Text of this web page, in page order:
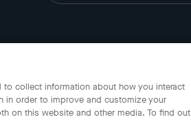
collect information about how you interact
in order to improve and customize your
on this website and other media. To find out